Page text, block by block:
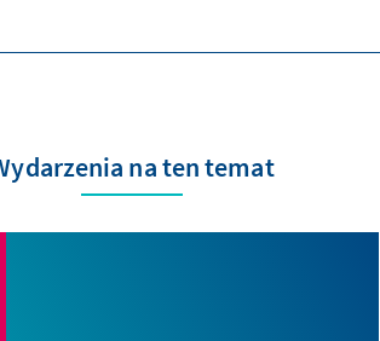
na ten temat